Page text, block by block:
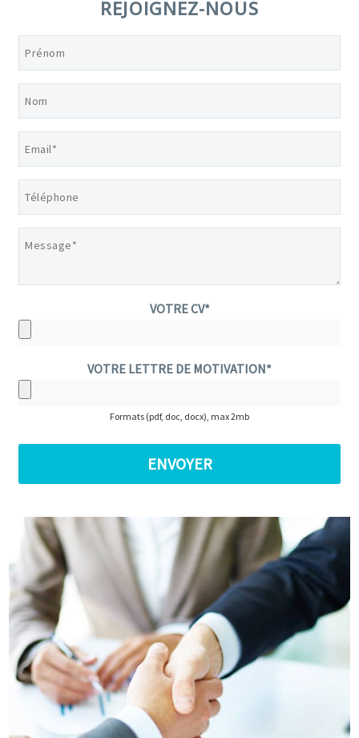
REJOIGNEZ-NOUS
Hidden
fields
VOTRE CV*
VOTRE LETTRE DE MOTIVATION*
Formats (pdf, doc, docx), max 2mb